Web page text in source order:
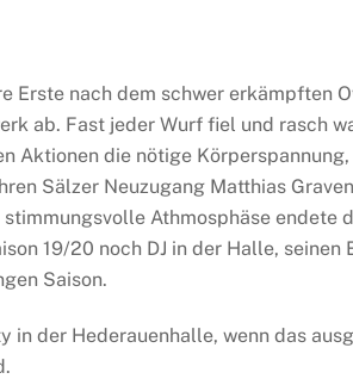
nach dem schwer erkämpften
ab. Fast jeder Wurf fiel und rasch
die nötige
Sälzer Neuzugang Matthias
Athmosphäse
19/20 noch DJ in der Halle,
Saison.
der Hederauenhalle, wenn das